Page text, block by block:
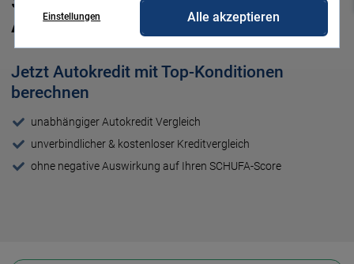
Einstellungen Alle akzeptieren
Auto
Jetzt Autokredit mit Top-Konditionen
berechnen
unabhängiger Autokredit Vergleich
unverbindlicher & kostenloser Kreditvergleich
ohne negative Auswirkung auf Ihren SCHUFA-Score